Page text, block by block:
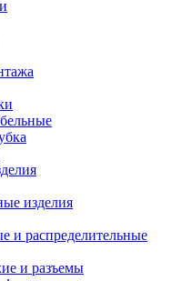
изделия
и распределительные
и разъемы